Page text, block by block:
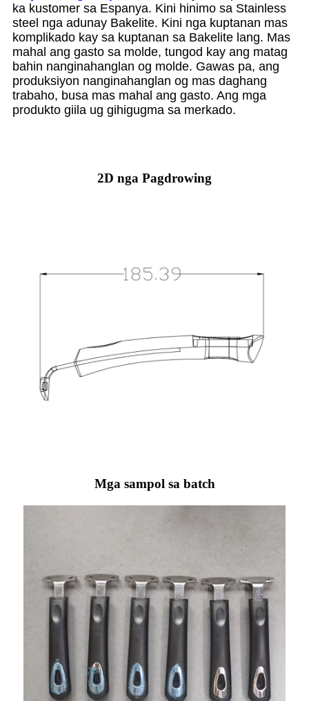
ka kustomer sa Espanya. Kini hinimo sa Stainless
steel nga adunay Bakelite. Kini nga kuptanan mas
komplikado kay sa kuptanan sa Bakelite lang. Mas
mahal ang gasto sa molde, tungod kay ang matag
bahin nanginahanglan og molde. Gawas pa, ang
produksiyon nanginahanglan og mas daghang
trabaho, busa mas mahal ang gasto. Ang mga
produkto giila ug gihigugma sa merkado.
2D nga Pagdrowing
Mga sampol sa batch